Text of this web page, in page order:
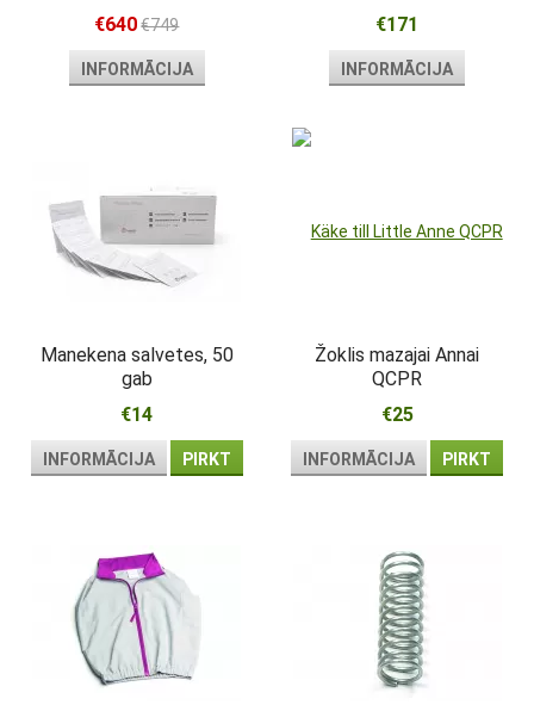
iepakojumos
€640 €749
INFORMĀCIJA
€171
INFORMĀCIJA
Manekena salvetes, 50
gab
€14
INFORMĀCIJA PIRKT
Žoklis mazajai Annai
QCPR
€25
INFORMĀCIJA PIRKT